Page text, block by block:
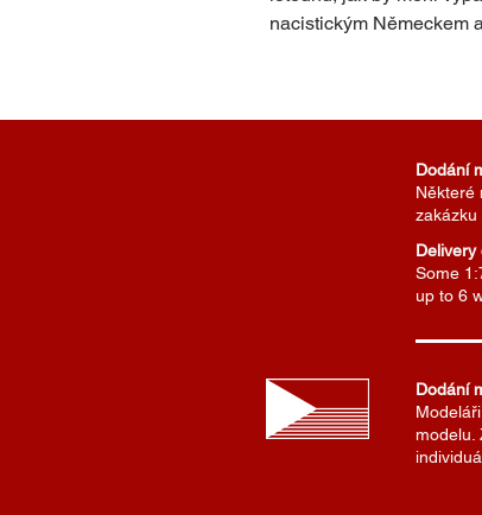
nacistickým Německem
Dodání
Některé
zakázku
Delivery
Some
up to 6
Dodání
modelu.